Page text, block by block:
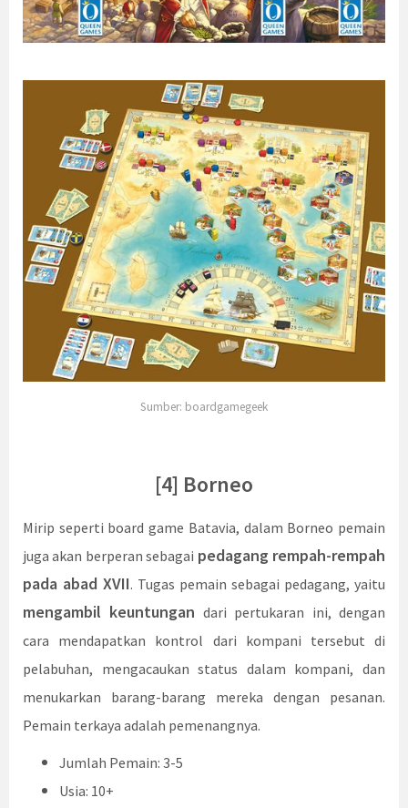
Sumber: boardgamegeek
[4] Borneo
Mirip seperti board game Batavia, dalam Borneo pemain
juga akan berperan sebagai pedagang rempah-rempah
pada abad XVII. Tugas pemain sebagai pedagang, yaitu
mengambil keuntungan dari pertukaran ini, dengan
cara mendapatkan kontrol dari kompani tersebut di
pelabuhan, mengacaukan status dalam kompani, dan
menukarkan barang-barang mereka dengan pesanan.
Pemain terkaya adalah pemenangnya.
Jumlah Pemain: 3-5
Usia: 10+